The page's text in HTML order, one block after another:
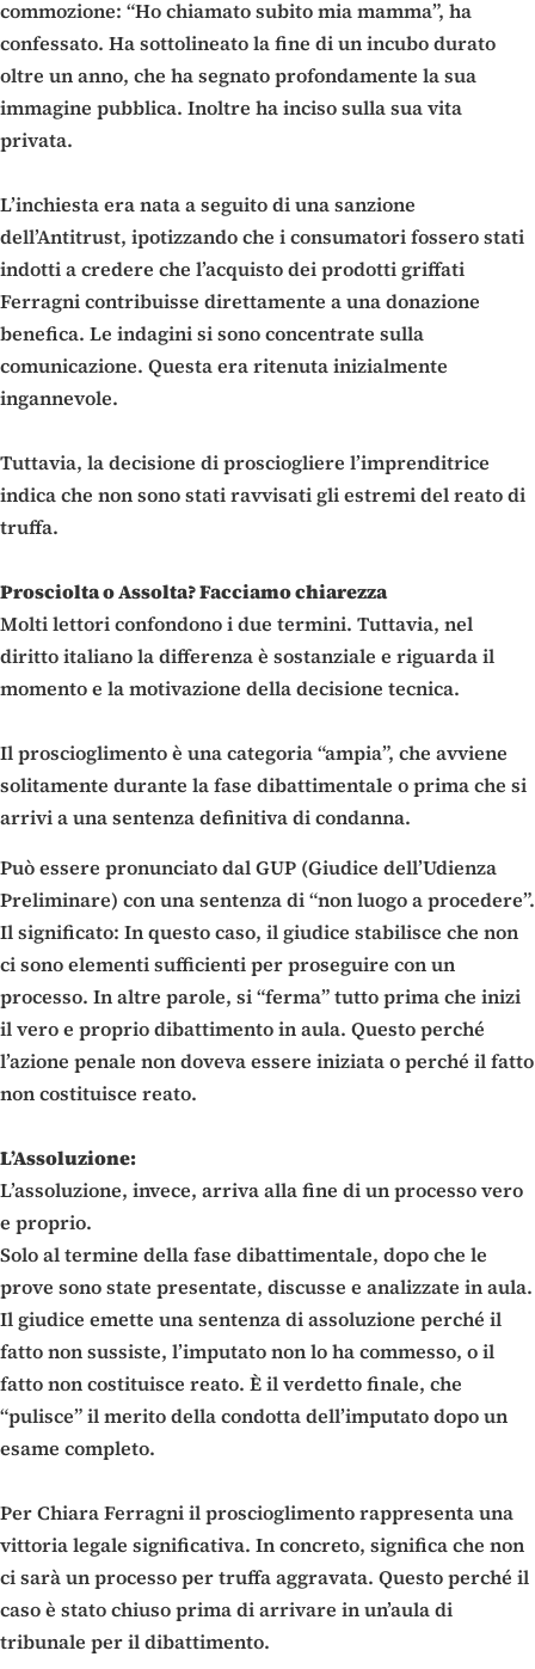
commozione: “Ho chiamato subito mia mamma”, ha
confessato. Ha sottolineato la fine di un incubo durato
oltre un anno, che ha segnato profondamente la sua
immagine pubblica. Inoltre ha inciso sulla sua vita
privata.
L’inchiesta era nata a seguito di una sanzione
dell’Antitrust, ipotizzando che i consumatori fossero stati
indotti a credere che l’acquisto dei prodotti griffati
Ferragni contribuisse direttamente a una donazione
benefica. Le indagini si sono concentrate sulla
comunicazione. Questa era ritenuta inizialmente
ingannevole.
Tuttavia, la decisione di prosciogliere l’imprenditrice
indica che non sono stati ravvisati gli estremi del reato di
truffa.
Prosciolta o Assolta? Facciamo chiarezza
Molti lettori confondono i due termini. Tuttavia, nel
diritto italiano la differenza è sostanziale e riguarda il
momento e la motivazione della decisione tecnica.
Il proscioglimento è una categoria “ampia”, che avviene
solitamente durante la fase dibattimentale o prima che si
arrivi a una sentenza definitiva di condanna.
Può essere pronunciato dal GUP (Giudice dell’Udienza
Preliminare) con una sentenza di “non luogo a procedere”.
Il significato: In questo caso, il giudice stabilisce che non
ci sono elementi sufficienti per proseguire con un
processo. In altre parole, si “ferma” tutto prima che inizi
il vero e proprio dibattimento in aula. Questo perché
l’azione penale non doveva essere iniziata o perché il fatto
non costituisce reato.
L’Assoluzione:
L’assoluzione, invece, arriva alla fine di un processo vero
e proprio.
Solo al termine della fase dibattimentale, dopo che le
prove sono state presentate, discusse e analizzate in aula.
Il giudice emette una sentenza di assoluzione perché il
fatto non sussiste, l’imputato non lo ha commesso, o il
fatto non costituisce reato. È il verdetto finale, che
“pulisce” il merito della condotta dell’imputato dopo un
esame completo.
Per Chiara Ferragni il proscioglimento rappresenta una
vittoria legale significativa. In concreto, significa che non
ci sarà un processo per truffa aggravata. Questo perché il
caso è stato chiuso prima di arrivare in un’aula di
tribunale per il dibattimento.